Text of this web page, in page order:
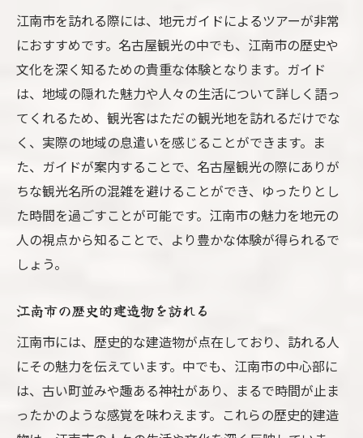
江南市を訪れる際には、地元ガイドによるツアーが非常
におすすめです。名古屋観光の中でも、江南市の歴史や
文化を深く知るための貴重な体験となります。ガイド
は、地域の隠れた魅力や人々の生活について詳しく語っ
てくれるため、観光客はただの観光地を訪れるだけでな
く、実際の地域の息遣いを感じることができます。ま
た、ガイドが案内することで、名古屋観光の際にありが
ちな観光名所の混雑を避けることができ、ゆったりとし
た時間を過ごすことが可能です。江南市の魅力を地元の
人の視点から知ることで、より豊かな体験が得られるで
しょう。
江南市の歴史的建造物を訪れる
江南市には、歴史的な建造物が点在しており、訪れる人
にその魅力を伝えています。中でも、江南市の中心部に
は、古い町並みや趣ある神社があり、まるで時間が止ま
ったかのような感覚を味わえます。これらの歴史的建造